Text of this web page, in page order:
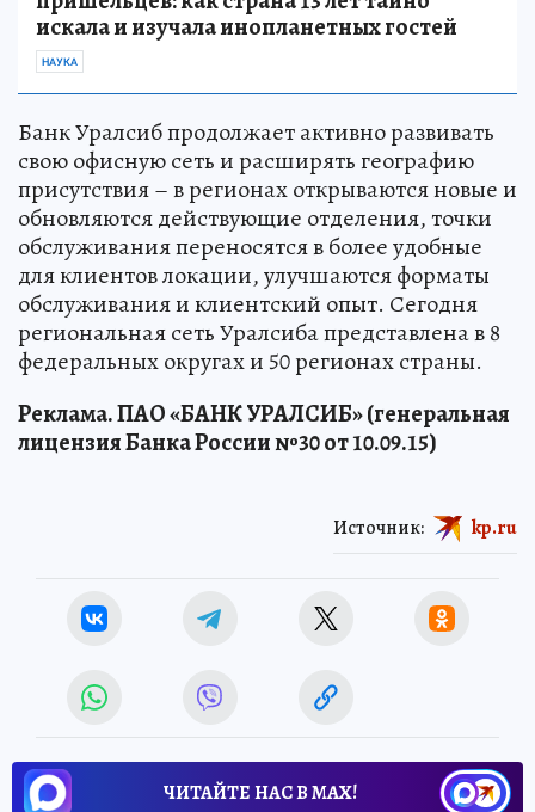
искала и изучала инопланетных гостей
НАУКА
Банк Уралсиб продолжает активно развивать
свою офисную сеть и расширять географию
присутствия – в регионах открываются новые и
обновляются действующие отделения, точки
обслуживания переносятся в более удобные
для клиентов локации, улучшаются форматы
обслуживания и клиентский опыт. Сегодня
региональная сеть Уралсиба представлена в 8
федеральных округах и 50 регионах страны.
Реклама. ПАО «БАНК УРАЛСИБ» (генеральная
лицензия Банка России №30 от 10.09.15)
Источник: kp.ru
ЧИТАЙТЕ НАС В МАХ!